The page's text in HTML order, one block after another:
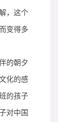
，这个
变得多
的朝夕
化的感
的孩子
对中国